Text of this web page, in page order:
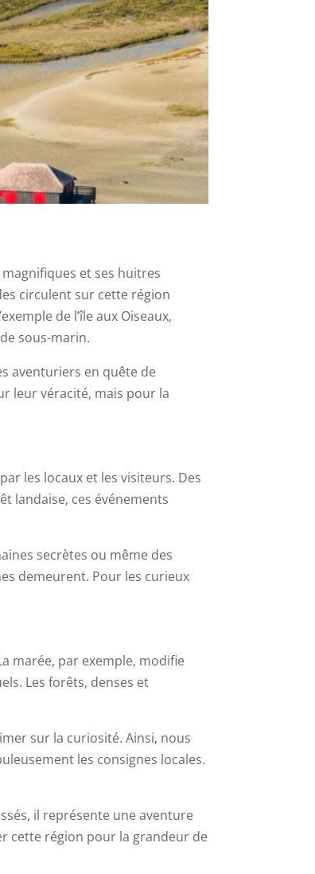
et ses huitres
circulent sur cette région
de l’île aux Oiseaux,
sous-marin.
aventuriers en quête de
leur véracité, mais pour la
les locaux et les visiteurs. Des
landaise, ces événements
secrètes ou même des
demeurent. Pour les curieux
marée, par exemple, modifie
Les forêts, denses et
sur la curiosité. Ainsi, nous
les consignes locales.
il représente une aventure
cette région pour la grandeur de